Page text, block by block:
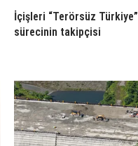
İçişleri “Terörsüz Türkiye”
sürecinin takipçisi